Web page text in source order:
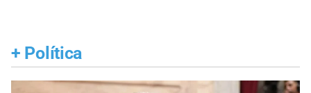
+ Política